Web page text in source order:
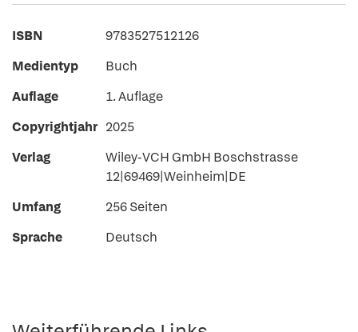
ISBN
9783527512126
Medientyp
Buch
Auflage
1. Auflage
Copyrightjahr 2025
Verlag
Wiley-VCH GmbH Boschstrasse
12|69469|Weinheim|DE
Umfang
256 Seiten
Sprache
Deutsch